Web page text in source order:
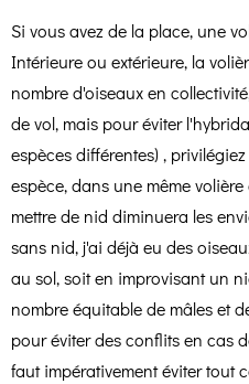
Si vous avez de la place, une
Intérieure ou extérieure, la
nombre d'oiseaux en
de vol, mais pour éviter
espèces différentes) ,
espèce, dans une même
mettre de nid diminuera les
sans nid, j'ai déjà eu des
au sol, soit en improvisant un
nombre équitable de mâles et
pour éviter des conflits en cas
faut impérativement éviter tout